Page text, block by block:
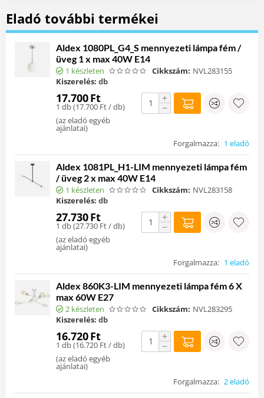
Eladó további termékei
Aldex 1080PL_G4_S mennyezeti lámpa fém /
üveg 1 x max 40W E14
1 készleten Cikkszám: NVL283155
Kiszerelés: db
17.700Ft
1 db (17.700 Ft/ db)
(az eladó egyéb
ajánlatai)
+
−
Forgalmazza: 1 eladó
Aldex 1081PL_H1-LIM mennyezeti lámpa fém
/ üveg 2 x max 40W E14
1 készleten Cikkszám: NVL283158
Kiszerelés: db
27.730Ft
1 db (27.730 Ft/ db)
(az eladó egyéb
ajánlatai)
+
−
Forgalmazza: 1 eladó
Aldex 860K3-LIM mennyezeti lámpa fém 6 X
max 60W E27
2 készleten Cikkszám: NVL283295
Kiszerelés: db
16.720Ft
1 db (16.720 Ft/ db)
(az eladó egyéb
ajánlatai)
+
−
Forgalmazza: 2 eladó